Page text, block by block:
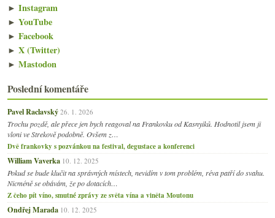
► Instagram
► YouTube
► Facebook
► X (Twitter)
► Mastodon
Poslední komentáře
Pavel Raclavský 26. 1. 2026
Trochu pozdě, ale přece jen bych reagoval na Frankovku od Kasnyiků. Hodnotil jsem ji
vloni ve Strekově podobně. Ovšem z…
Dvě frankovky s pozvánkou na festival, degustace a konferenci
William Vaverka 10. 12. 2025
Pokud se bude klučit na správných místech, nevidím v tom problém, réva patří do svahu.
Nicméně se obávám, že po dotacích…
Z čeho pít víno, smutné zprávy ze světa vína a viněta Moutonu
Ondřej Marada 10. 12. 2025